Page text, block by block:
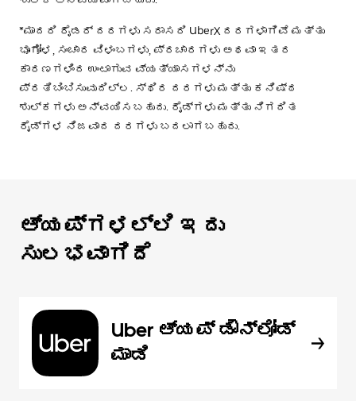
*ಮಾದರಿ ರೈಡರ್ ದರಗಳು ಸರಾಸರಿ UberX ದರಗಳಾಗಿವೆ ಮತ್ತು
ಭೂಗೋಳ, ಸಂಚಾರ ವಿಳಂಬಗಳು, ಪ್ರಚಾರಗಳು ಅಥವಾ ಇತರ
ಕಾರಣಗಳಿಂದ ಉಂಟಾಗುವ ವ್ಯತ್ಯಾಸಗಳನ್ನು
ಪ್ರತಿಬಿಂಬಿಸುವುದಿಲ್ಲ. ಸ್ಥಿರ ದರಗಳು ಮತ್ತು ಕನಿಷ್ಠ
ಶುಲ್ಕಗಳು ಅನ್ವಯಿಸಬಹುದು. ರೈಡ್‌ಗಳು ಮತ್ತು ನಿಗದಿತ
ರೈಡ್‌ಗಳ ನಿಜವಾದ ದರಗಳು ಬದಲಾಗಬಹುದು.
ಆ್ಯಪ್‌‌ಗಳಲ್ಲಿ ಇದು
ಸುಲಭವಾಗಿದೆ
Uber ಆ್ಯಪ್‍ ಡೌನ್‌ಲೋಡ್
ಮಾಡಿ